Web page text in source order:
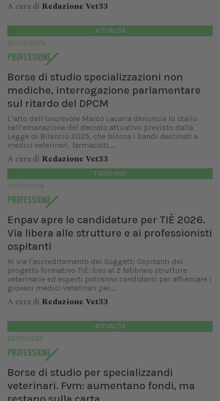
A cura di Redazione Vet33
ATTUALITÀ
20/02/2026
PROFESSIONE
Borse di studio specializzazioni non
mediche, interrogazione parlamentare
sul ritardo del DPCM
L’atto dell’onorevole Marco Lacarra denuncia lo stallo
nell’emanazione del decreto attuativo previsto dalla
Legge di Bilancio 2025, che blocca i bandi destinati a
medici veterinari, farmacisti,...
A cura di Redazione Vet33
TIROCINIO
09/01/2026
PROFESSIONE
Enpav apre le candidature per TIÈ 2026.
Via libera alle strutture e ai professionisti
ospitanti
Al via l’accreditamento dei Soggetti Ospitanti del
progetto formativo TIÈ: fino al 2 febbraio strutture
veterinarie ed esperti potranno candidarsi per affiancare i
giovani medici veterinari per...
A cura di Redazione Vet33
ATTUALITÀ
22/12/2025
PROFESSIONE
Borse di studio per specializzandi
veterinari. Fvm: aumentano fondi, ma